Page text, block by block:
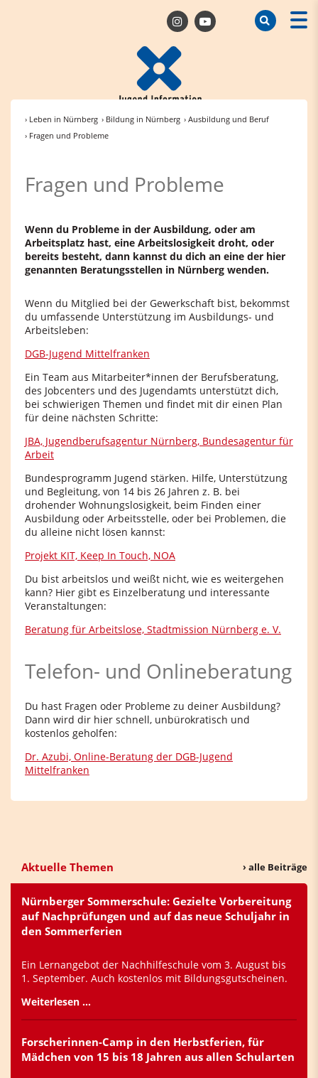
› Leben in Nürnberg › Bildung in Nürnberg › Ausbildung und Beruf
› Fragen und Probleme
Fragen und Probleme
Wenn du Probleme in der Ausbildung, oder am
Arbeitsplatz hast, eine Arbeitslosigkeit droht, oder
bereits besteht, dann kannst du dich an eine der hier
genannten Beratungsstellen in Nürnberg wenden.
Wenn du Mitglied bei der Gewerkschaft bist, bekommst
du umfassende Unterstützung im Ausbildungs- und
Arbeitsleben:
DGB-Jugend Mittelfranken
Ein Team aus Mitarbeiter*innen der Berufsberatung,
des Jobcenters und des Jugendamts unterstützt dich,
bei schwierigen Themen und findet mit dir einen Plan
für deine nächsten Schritte:
JBA, Jugendberufsagentur Nürnberg, Bundesagentur für
Arbeit
Bundesprogramm Jugend stärken. Hilfe, Unterstützung
und Begleitung, von 14 bis 26 Jahren z. B. bei
drohender Wohnungslosigkeit, beim Finden einer
Ausbildung oder Arbeitsstelle, oder bei Problemen, die
du alleine nicht lösen kannst:
Projekt KIT, Keep In Touch, NOA
Du bist arbeitslos und weißt nicht, wie es weitergehen
kann? Hier gibt es Einzelberatung und interessante
Veranstaltungen:
Beratung für Arbeitslose, Stadtmission Nürnberg e. V.
Telefon- und Onlineberatung
Du hast Fragen oder Probleme zu deiner Ausbildung?
Dann wird dir hier schnell, unbürokratisch und
kostenlos geholfen:
Dr. Azubi, Online-Beratung der DGB-Jugend
Mittelfranken
Aktuelle Themen › alle Beiträge
Nürnberger Sommerschule: Gezielte Vorbereitung
auf Nachprüfungen und auf das neue Schuljahr in
den Sommerferien
Ein Lernangebot der Nachhilfeschule vom 3. August bis
1. September. Auch kostenlos mit Bildungsgutscheinen.
Weiterlesen …
Forscherinnen-Camp in den Herbstferien, für
Mädchen von 15 bis 18 Jahren aus allen Schularten